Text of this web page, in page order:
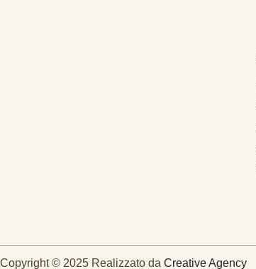
Copyright © 2025 Realizzato da Creative Agency